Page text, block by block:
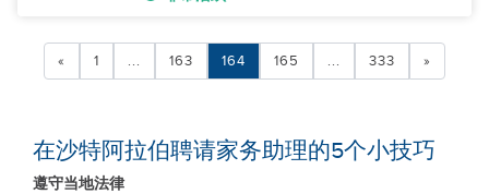
« 1 ... 163 164 165 ... 333 »
在沙特阿拉伯聘请家务助理的5个小技巧
遵守当地法律